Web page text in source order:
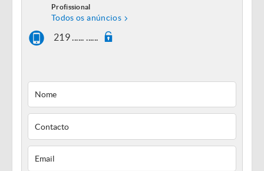
Profissional
Todos os anúncios
219 ...... ......